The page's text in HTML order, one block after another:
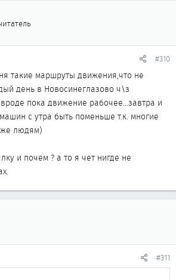
#310
такие маршруты движения,что не
день в Новосинеглазово ч\з
пока движение рабочее...завтра и
с утра быть поменьше т.к. многие
же людям)
и почем ? а то я чет нигде не
#311